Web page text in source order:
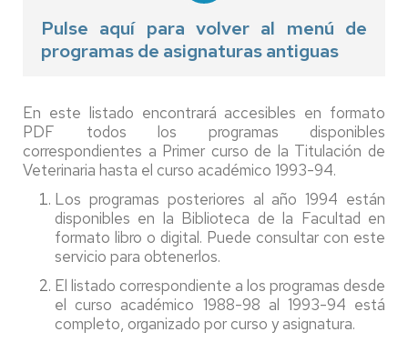
Pulse aquí para volver al menú de
programas de asignaturas antiguas
En este listado encontrará accesibles en formato
PDF todos los programas disponibles
correspondientes a Primer curso de la Titulación de
Veterinaria hasta el curso académico 1993-94.
Los programas posteriores al año 1994 están
disponibles en la Biblioteca de la Facultad en
formato libro o digital. Puede consultar con este
servicio para obtenerlos.
El listado correspondiente a los programas desde
el curso académico 1988-98 al 1993-94 está
completo, organizado por curso y asignatura.